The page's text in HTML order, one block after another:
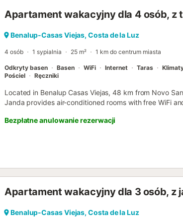
Apartament wakacyjny dla 4 osób, z
Benalup-Casas Viejas, Costa de la Luz
4 osób 1 sypialnia 25 m² 1 km do centrum miasta
Odkryty basen Basen WiFi Internet Taras
Pościel
Ręczniki
Located in Benalup Casas Viejas, 48 km from Novo
Janda provides air-conditioned rooms with free WiFi
Bezpłatne anulowanie rezerwacji
Apartament wakacyjny dla 3 osób, z
Benalup-Casas Viejas, Costa de la Luz